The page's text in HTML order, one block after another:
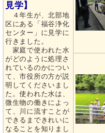
見学】
４年生が、北部地
区にある「福谷浄化
センター」に見学に
行きました。
家庭で使われた水
がどのように処理さ
れているのかについ
て、市役所の方が説
明してくださいまし
た。使われた水は、
微生物の働きによっ
て、川に流すことが
できるまできれいに
なることを知りまし